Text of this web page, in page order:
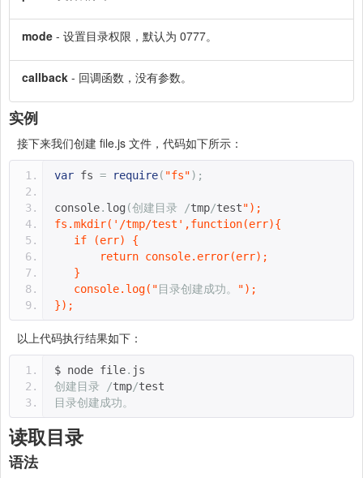
mode - 设置目录权限，默认为 0777。
callback - 回调函数，没有参数。
实例
接下来我们创建 file.js 文件，代码如下所示：
var fs = require( "fs");
console. log (创建目录 /tmp/test");
fs.mkdir('/tmp/test',function(err){
   if (err) {
       return console.error(err);
   }
   console.log("
目录创建成功。
");
});
以上代码执行结果如下：
$ node file. js
创建目录
/tmp/test
目录创建成功。
读取目录
语法